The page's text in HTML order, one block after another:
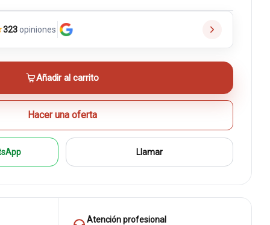
323opiniones
Añadir al carrito
Hacer una oferta
Llamar
Atención profesional